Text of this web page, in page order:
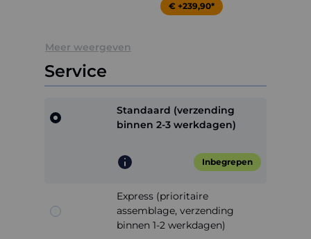
€ +239,90*
Meer weergeven
Service
Standaard (verzending
binnen 2-3 werkdagen)
Inbegrepen
Express (prioritaire
assemblage, verzending
binnen 1-2 werkdagen)